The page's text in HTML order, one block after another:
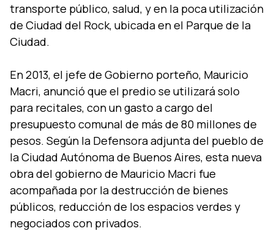
transporte público, salud, y en la poca utilización
de Ciudad del Rock, ubicada en el Parque de la
Ciudad.
En 2013, el jefe de Gobierno porteño, Mauricio
Macri, anunció que el predio se utilizará solo
para recitales, con un gasto a cargo del
presupuesto comunal de más de 80 millones de
pesos. Según la Defensora adjunta del pueblo de
la Ciudad Autónoma de Buenos Aires, esta nueva
obra del gobierno de Mauricio Macri fue
acompañada por la destrucción de bienes
públicos, reducción de los espacios verdes y
negociados con privados.